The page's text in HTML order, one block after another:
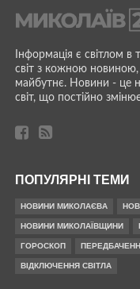
Інформація є світлом в
світ з кожною новиною,
майбутнє. Новини - це
світ, що постійно
ПОПУЛЯРНІ ТЕМИ
НОВИНИ МИКОЛАЄВА
НОВИНИ МИКОЛАЇВЩИНИ
ГОРОСКОП
ВІДКЛЮЧЕННЯ СВІТЛА